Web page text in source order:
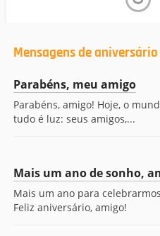
Mensagens de
Parabéns, meu amigo
Parabéns, amigo! Hoje, o
tudo é luz: seus amigos,...
Mais um ano de sonho,
Mais um ano para
Feliz aniversário, amigo!